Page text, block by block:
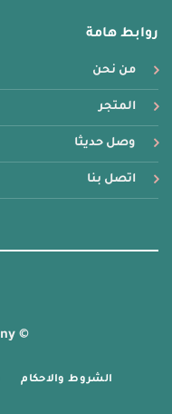
روابط هامة
من نحن
المتجر
وصل حديثا
اتصل بنا
© 2026funnybunny
الشروط والاحكام